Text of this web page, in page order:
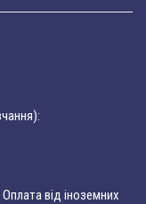
від іноземних